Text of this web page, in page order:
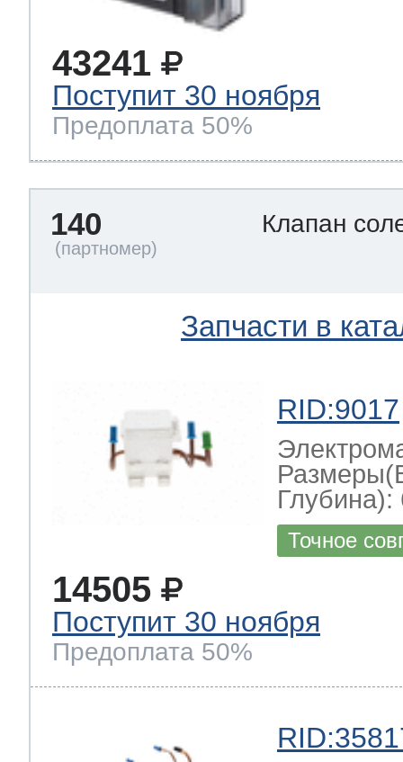
43241
Поступит 30 ноября
Предоплата 50%
140 Клапан
Запчасти в
RID:9017
Глубина):
Точное
14505
Поступит 30 ноября
Предоплата 50%